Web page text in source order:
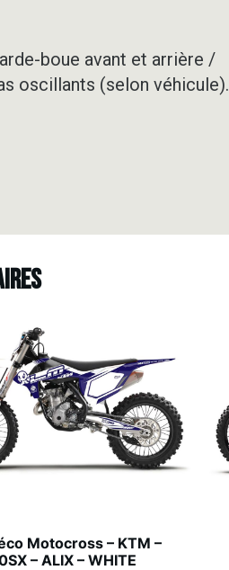
boue avant et arrière /
oscillants (selon véhicule).
Motocross – KTM –
– ALIX – WHITE